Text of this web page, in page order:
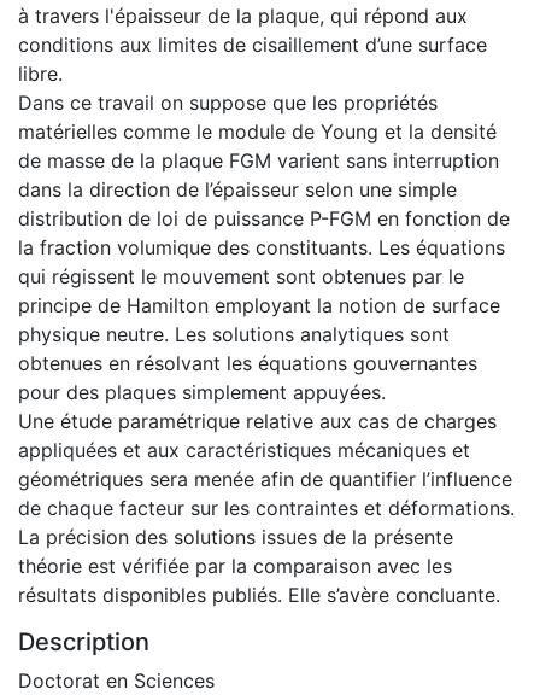
à travers l'épaisseur de la plaque, qui répond aux
conditions aux limites de cisaillement d’une surface
libre.
Dans ce travail on suppose que les propriétés
matérielles comme le module de Young et la densité
de masse de la plaque FGM varient sans interruption
dans la direction de l’épaisseur selon une simple
distribution de loi de puissance P-FGM en fonction de
la fraction volumique des constituants. Les équations
qui régissent le mouvement sont obtenues par le
principe de Hamilton employant la notion de surface
physique neutre. Les solutions analytiques sont
obtenues en résolvant les équations gouvernantes
pour des plaques simplement appuyées.
Une étude paramétrique relative aux cas de charges
appliquées et aux caractéristiques mécaniques et
géométriques sera menée afin de quantifier l’influence
de chaque facteur sur les contraintes et déformations.
La précision des solutions issues de la présente
théorie est vérifiée par la comparaison avec les
résultats disponibles publiés. Elle s’avère concluante.
Description
Doctorat en Sciences